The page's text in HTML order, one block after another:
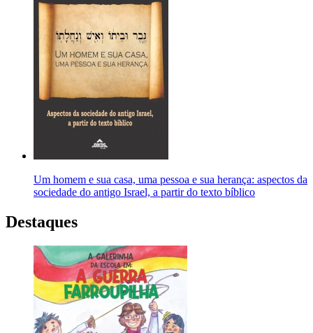
Um homem e sua casa, uma pessoa e sua herança: aspectos da
sociedade do antigo Israel, a partir do texto bíblico
Destaques